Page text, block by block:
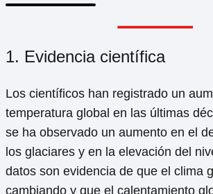
1. Evidencia científica
Los científicos han registrado un
temperatura global en las últimas
se ha observado un aumento en el
los glaciares y en la elevación del
datos son evidencia de que el clima
cambiando y que el calentamiento